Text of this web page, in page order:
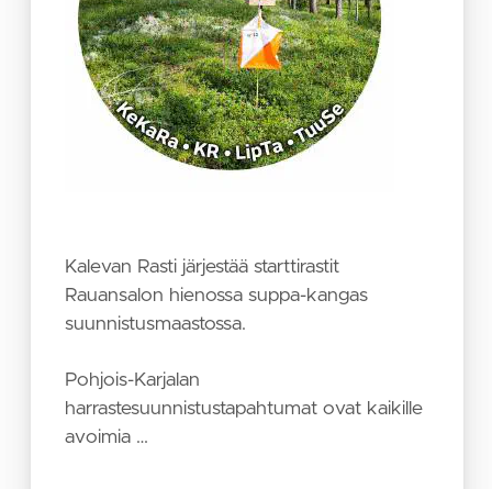
Kalevan Rasti järjestää starttirastit
Rauansalon hienossa suppa-kangas
suunnistusmaastossa.
Pohjois-Karjalan
harrastesuunnistustapahtumat ovat kaikille
avoimia …